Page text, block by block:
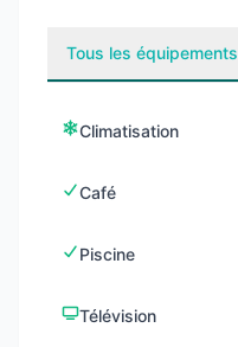
Tous les équipements
Climatisation
Café
Piscine
Télévision